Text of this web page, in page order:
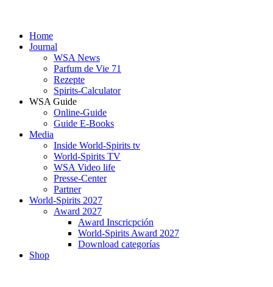
Home
Journal
WSA News
Parfum de Vie 71
Rezepte
Spirits-Calculator
WSA Guide
Online-Guide
Guide E-Books
Media
Inside World-Spirits tv
World-Spirits TV
WSA Video life
Presse-Center
Partner
World-Spirits 2027
Award 2027
Award Inscricpción
World-Spirits Award 2027
Download categorías
Shop